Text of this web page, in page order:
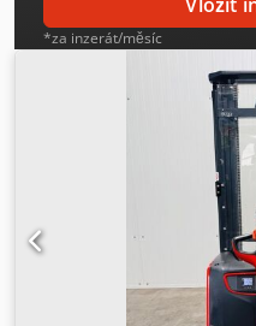
*za inzerát/měsíc